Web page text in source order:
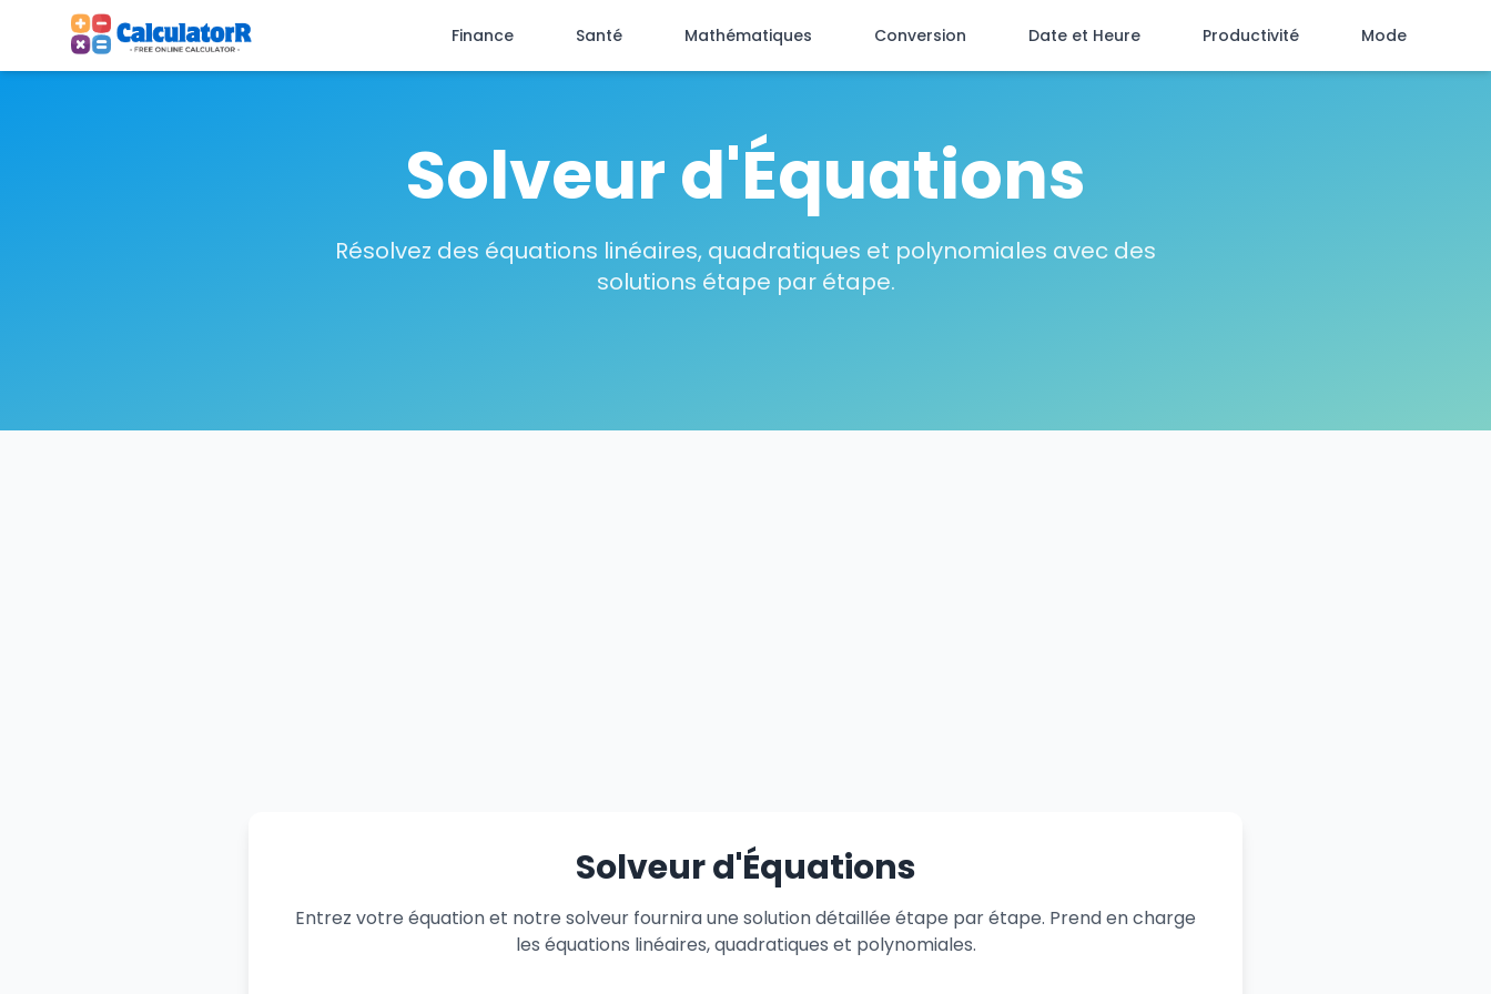
Finance Santé Mathématiques Conversion Date et Heure Productivité Mode
Solveur d'Équations
Résolvez des équations linéaires, quadratiques et polynomiales avec des
solutions étape par étape.
Solveur d'Équations
Entrez votre équation et notre solveur fournira une solution détaillée étape par étape. Prend en charge
les équations linéaires, quadratiques et polynomiales.